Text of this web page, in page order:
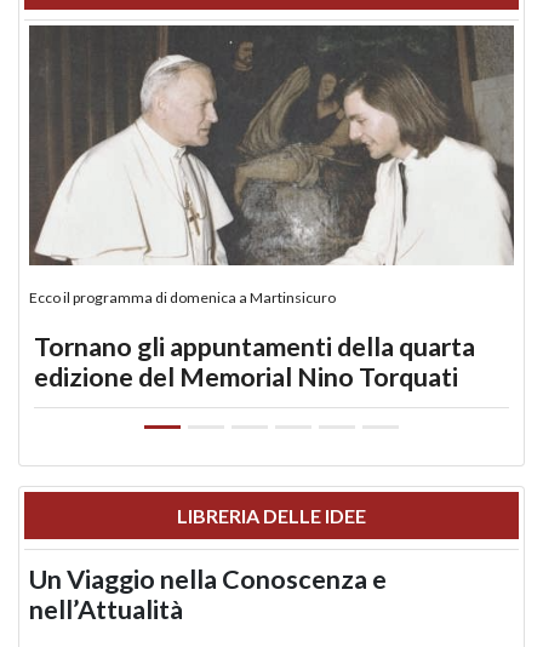
Ecco il programma di domenica a Martinsicuro
Tornano gli appuntamenti della quarta
edizione del Memorial Nino Torquati
LIBRERIA DELLE IDEE
Un Viaggio nella Conoscenza e
nell’Attualità